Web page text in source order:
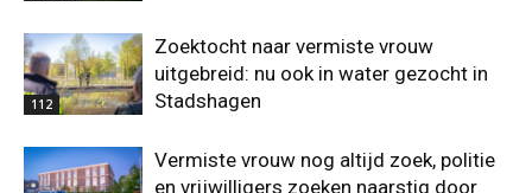
112
Zoektocht naar vermiste vrouw
uitgebreid: nu ook in water gezocht in
Stadshagen
Vermiste vrouw nog altijd zoek, politie
en vrijwilligers zoeken naarstig door